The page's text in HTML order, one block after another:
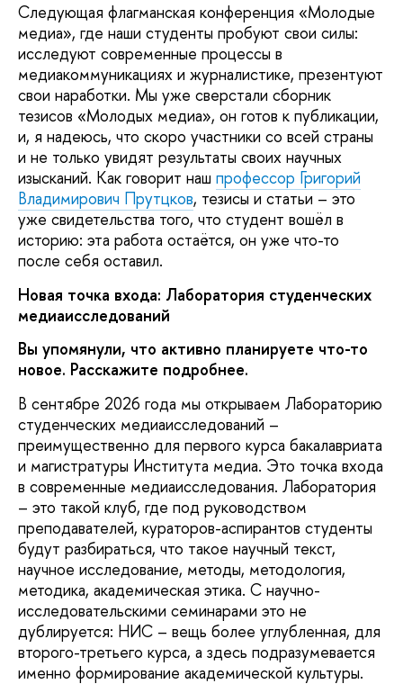
Следующая флагманская конференция «Молодые
медиа», где наши студенты пробуют свои силы:
исследуют современные процессы в
медиакоммуникациях и журналистике, презентуют
свои наработки. Мы уже сверстали сборник
тезисов «Молодых медиа», он готов к публикации,
и, я надеюсь, что скоро участники со всей страны
и не только увидят результаты своих научных
изысканий. Как говорит наш профессор Григорий
Владимирович Прутцков, тезисы и статьи – это
уже свидетельства того, что студент вошёл в
историю: эта работа остаётся, он уже что-то
после себя оставил.
Новая точка входа: Лаборатория студенческих
медиаисследований
Вы упомянули, что активно планируете что-то
новое. Расскажите подробнее.
В сентябре 2026 года мы открываем Лабораторию
студенческих медиаисследований –
преимущественно для первого курса бакалавриата
и магистратуры Института медиа. Это точка входа
в современные медиаисследования. Лаборатория
– это такой клуб, где под руководством
преподавателей, кураторов-аспирантов студенты
будут разбираться, что такое научный текст,
научное исследование, методы, методология,
методика, академическая этика. С научно-
исследовательскими семинарами это не
дублируется: НИС – вещь более углубленная, для
второго-третьего курса, а здесь подразумевается
именно формирование академической культуры.